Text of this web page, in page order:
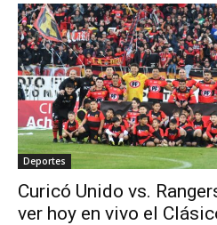
Deportes
Curicó Unido vs.
ver hoy en vivo el